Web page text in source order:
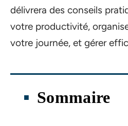
délivrera des conseils
votre productivité,
votre journée, et gérer
Sommaire